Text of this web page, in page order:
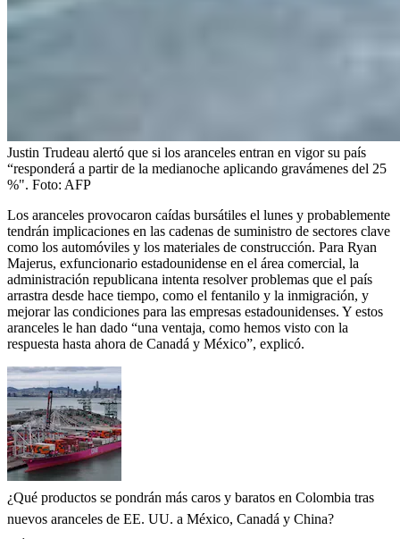
Justin Trudeau alertó que si los aranceles entran en vigor su país
“responderá a partir de la medianoche aplicando gravámenes del 25
%". Foto: AFP
Los aranceles provocaron caídas bursátiles el lunes y probablemente
tendrán implicaciones en las cadenas de suministro de sectores clave
como los automóviles y los materiales de construcción. Para Ryan
Majerus, exfuncionario estadounidense en el área comercial, la
administración republicana intenta resolver problemas que el país
arrastra desde hace tiempo, como el fentanilo y la inmigración, y
mejorar las condiciones para las empresas estadounidenses. Y estos
aranceles le han dado “una ventaja, como hemos visto con la
respuesta hasta ahora de Canadá y México”, explicó.
¿Qué productos se pondrán más caros y baratos en Colombia tras
nuevos aranceles de EE. UU. a México, Canadá y China?